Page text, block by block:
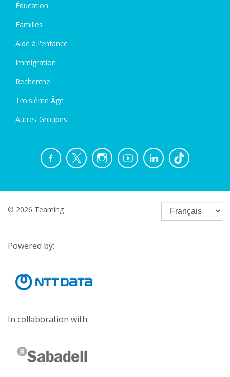
Éducation
Familles
Aide à l'enfance
Immigration
Recherche
Troisième Âge
Autres Groupes
© 2026 Teaming
Powered by:
In collaboration with: